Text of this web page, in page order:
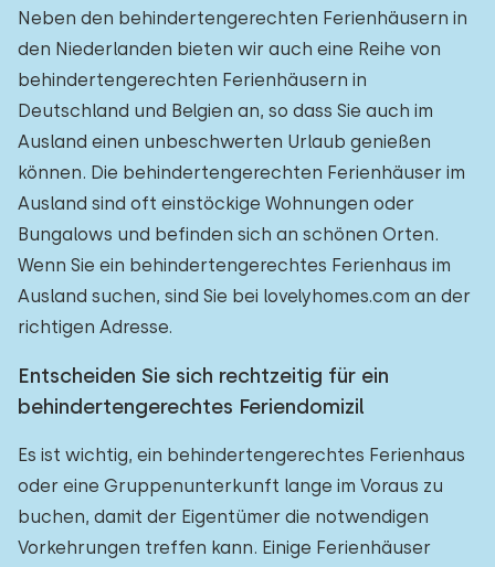
Neben den behindertengerechten Ferienhäusern in
den Niederlanden bieten wir auch eine Reihe von
behindertengerechten Ferienhäusern in
Deutschland und Belgien an, so dass Sie auch im
Ausland einen unbeschwerten Urlaub genießen
können. Die behindertengerechten Ferienhäuser im
Ausland sind oft einstöckige Wohnungen oder
Bungalows und befinden sich an schönen Orten.
Wenn Sie ein behindertengerechtes Ferienhaus im
Ausland suchen, sind Sie bei lovelyhomes.com an der
richtigen Adresse.
Entscheiden Sie sich rechtzeitig für ein
behindertengerechtes Feriendomizil
Es ist wichtig, ein behindertengerechtes Ferienhaus
oder eine Gruppenunterkunft lange im Voraus zu
buchen, damit der Eigentümer die notwendigen
Vorkehrungen treffen kann. Einige Ferienhäuser